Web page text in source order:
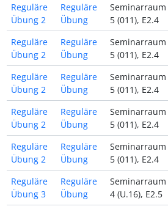
Reguläre
Übung 2
Reguläre
Übung
Seminarraum
5 (011), E2.4
Reguläre
Übung 2
Reguläre
Übung
Seminarraum
5 (011), E2.4
Reguläre
Übung 2
Reguläre
Übung
Seminarraum
5 (011), E2.4
Reguläre
Übung 2
Reguläre
Übung
Seminarraum
5 (011), E2.4
Reguläre
Übung 2
Reguläre
Übung
Seminarraum
5 (011), E2.4
Reguläre
Übung 3
Reguläre
Übung
Seminarraum
4 (U.16), E2.5